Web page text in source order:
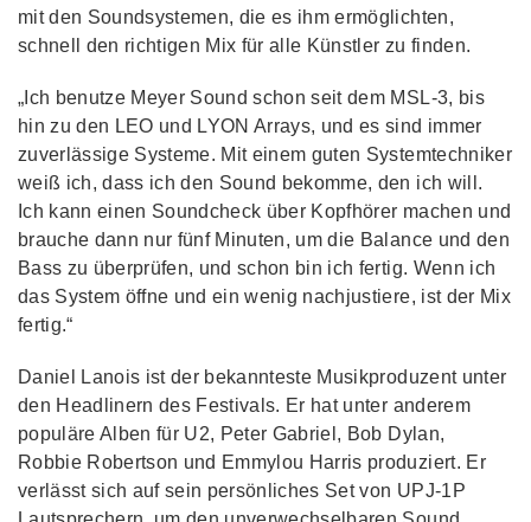
mit den Soundsystemen, die es ihm ermöglichten,
schnell den richtigen Mix für alle Künstler zu finden.
„Ich benutze Meyer Sound schon seit dem MSL-3, bis
hin zu den LEO und LYON Arrays, und es sind immer
zuverlässige Systeme. Mit einem guten Systemtechniker
weiß ich, dass ich den Sound bekomme, den ich will.
Ich kann einen Soundcheck über Kopfhörer machen und
brauche dann nur fünf Minuten, um die Balance und den
Bass zu überprüfen, und schon bin ich fertig. Wenn ich
das System öffne und ein wenig nachjustiere, ist der Mix
fertig.“
Daniel Lanois ist der bekannteste Musikproduzent unter
den Headlinern des Festivals. Er hat unter anderem
populäre Alben für U2, Peter Gabriel, Bob Dylan,
Robbie Robertson und Emmylou Harris produziert. Er
verlässt sich auf sein persönliches Set von UPJ-1P